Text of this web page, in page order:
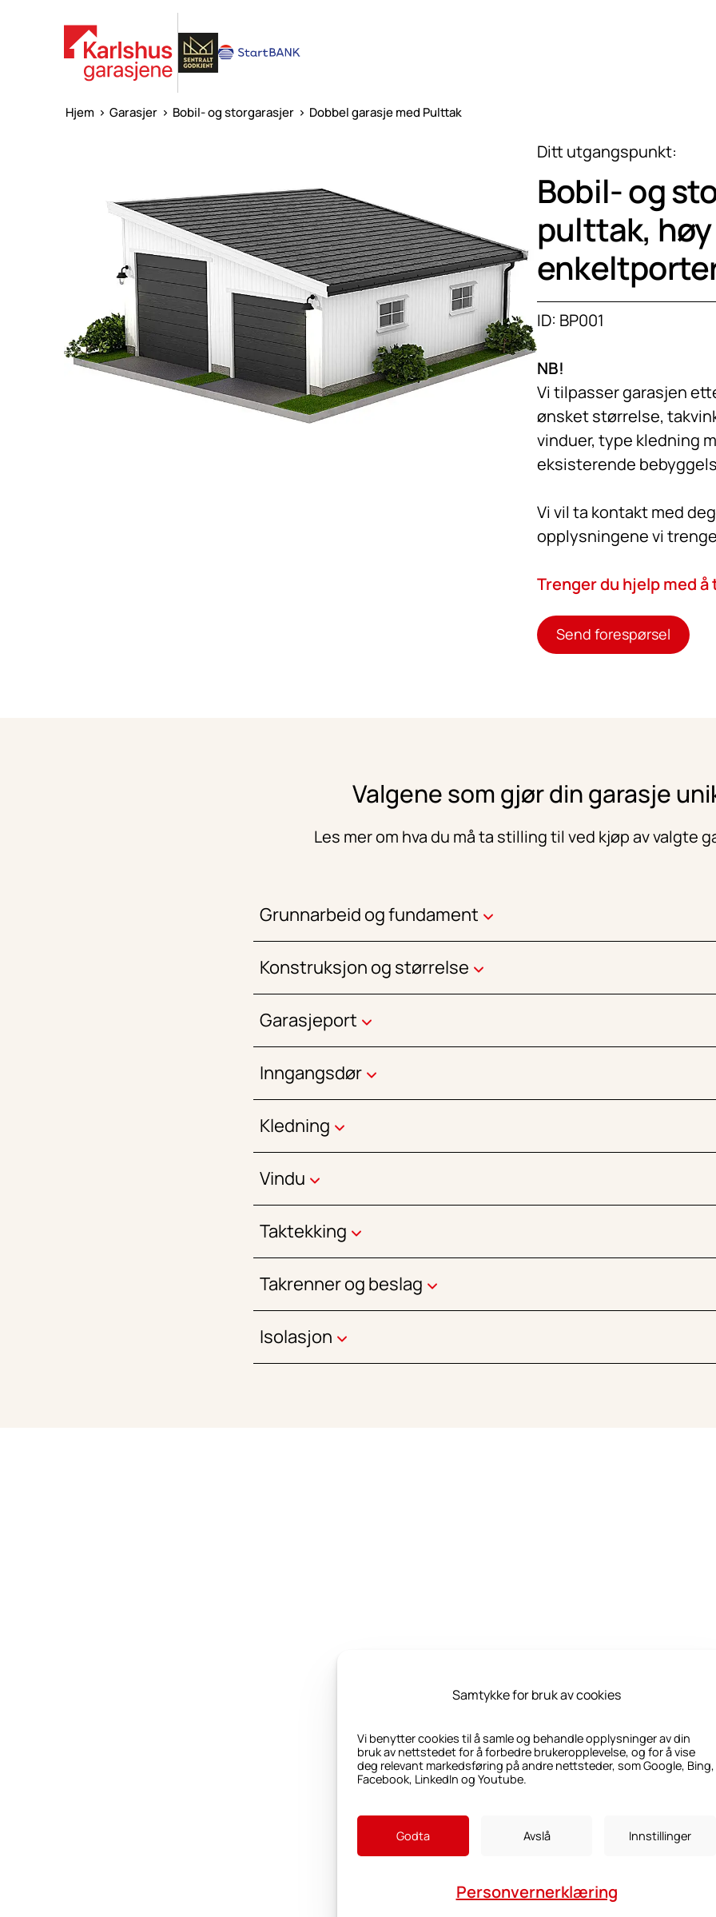
Hjem > Garasjer > Bobil- og storgarasjer > Dobbel garasje med Pulttak
Ditt utgangspunkt:
Bobil- og
pulttak, høy
ID: BP001
NB!
Vi tilpasser garasjen
ønsket størrelse,
vinduer, type kledning
eksisterende
Vi vil ta kontakt med
opplysningene vi
Trenger du hjelp med
Send forespørsel
Valgene som gjør din garasje
Les mer om hva du må ta stilling til ved kjøp av valgte
Grunnarbeid og fundament
Konstruksjon og størrelse
Garasjeport
Inngangsdør
Kledning
Vindu
Taktekking
Takrenner og beslag
Isolasjon
Samtykke for bruk av cookies
Vi benytter cookies til å samle og behandle opplysninger av din
bruk av nettstedet for å forbedre brukeropplevelse, og for å vise
deg relevant markedsføring på andre nettsteder, som Google, Bing,
Facebook, LinkedIn og Youtube.
Godta Avslå Innstillinger
Personvernerklæring